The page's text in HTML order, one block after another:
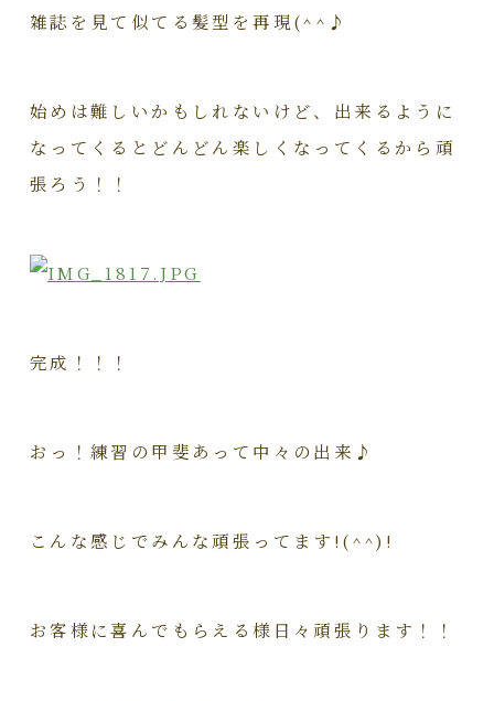
雑誌を見て似てる髪型を再現(^^♪
始めは難しいかもしれないけど、出来るように
なってくるとどんどん楽しくなってくるから頑
張ろう！！
完成！！！
おっ！練習の甲斐あって中々の出来♪
こんな感じでみんな頑張ってます!(^^)!
お客様に喜んでもらえる様日々頑張ります！！